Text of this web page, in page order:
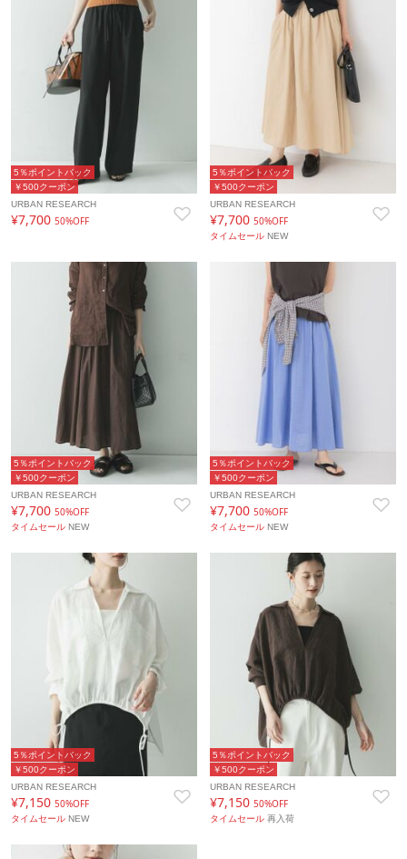
￥500クーポン
5％ポイントバック
URBAN RESEARCH
¥7,700 50%OFF
￥500クーポン
5％ポイントバック
URBAN RESEARCH
¥7,70050%OFF
タイムセールNEW
￥500クーポン
5％ポイントバック
URBAN RESEARCH
¥7,700 50%OFF
タイムセール NEW
￥500クーポン
5％ポイントバック
URBAN RESEARCH
¥7,70050%OFF
タイムセール NEW
￥500クーポン
5％ポイントバック
URBAN RESEARCH
¥7,150 50%OFF
タイムセール NEW
￥500クーポン
5％ポイントバック
URBAN RESEARCH
¥7,15050%OFF
タイムセール再入荷